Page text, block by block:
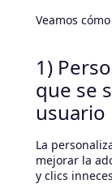
Veamos
1)
que se
usuario
La
mejorar la
y clics